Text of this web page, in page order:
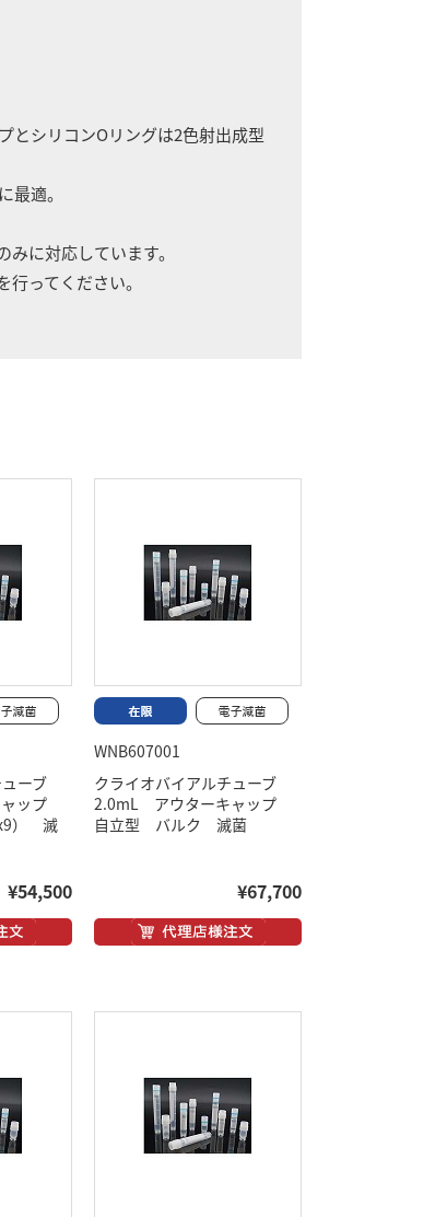
とシリコンOリングは2色射出成型
適。
に対応しています。
ってください。
ューブ
ップ
） 滅
¥54,500
WNB607001
クライオバイアルチューブ
2.0mL アウターキャップ
自立型 バルク 滅菌
¥67,700